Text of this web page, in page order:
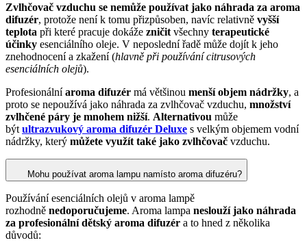
Zvlhčovač vzduchu se nemůže používat jako náhrada za aroma
difuzér, protože není k tomu přizpůsoben, navíc relativně vyšší
teplota při které pracuje dokáže zničit všechny terapeutické
účinky esenciálního oleje. V neposlední řadě může dojít k jeho
znehodnocení a zkažení (hlavně při používání citrusových
esenciálních olejů).
Profesionální aroma difuzér má většinou menší objem nádržky, a
proto se nepoužívá jako náhrada za zvlhčovač vzduchu, množství
zvlhčené páry je mnohem nižší. Alternativou může
být ultrazvukový aroma difuzér Deluxe s velkým objemem vodní
nádržky, který můžete využít také jako zvlhčovač vzduchu.
Mohu používat aroma lampu namísto aroma difuzéru?
Používání esenciálních olejů v aroma lampě
rozhodně nedoporučujeme. Aroma lampa neslouží jako náhrada
za profesionální dětský aroma difuzér a to hned z několika
důvodů: